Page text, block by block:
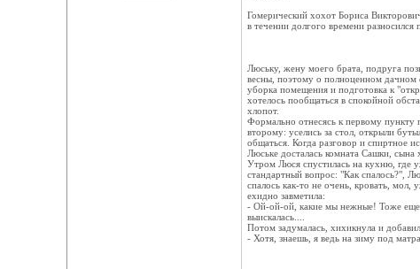
Гомерический хохот Бориса
в течении долгого времени разносился
Люську, жену моего брата, подруга
весны, поэтому о полноценном дачном
уборка помещения и подготовка к
хотелось пообщаться в спокойной
хлопот.
Формально отнесясь к первому
второму: уселись за стол, открыли
общаться. Когда разговор и спиртное
Люське досталась комната Сашки, сына
Утром Люся спустилась на кухню, где
стандартный вопрос: "Как спалось?",
спалось как-то не очень, кровать, мол,
ехидно завметила:
- Ой-ой-ой, какие мы нежные! Тоже
выискалась....
Потом задумалась, хихикнула и
- Хотя, знаешь, я ведь на зиму под